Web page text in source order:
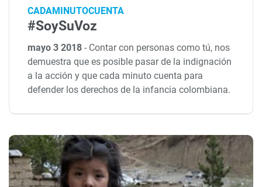
CADAMINUTOCUENTA
#SoySuVoz
mayo 3 2018- Contar con personas como tú, nos
demuestra que es posible pasar de la indignación
a la acción y que cada minuto cuenta para
defender los derechos de la infancia colombiana.